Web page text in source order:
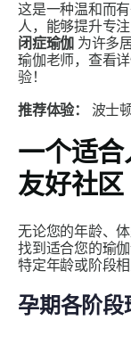
这是一种温和而
人，能够提升专
闭症瑜伽 为许多
瑜伽老师，查看
验！
推荐体验：
波士
一个适
友好社区
无论您的年龄、
找到适合您的瑜
特定年龄或阶段相
孕期各阶段